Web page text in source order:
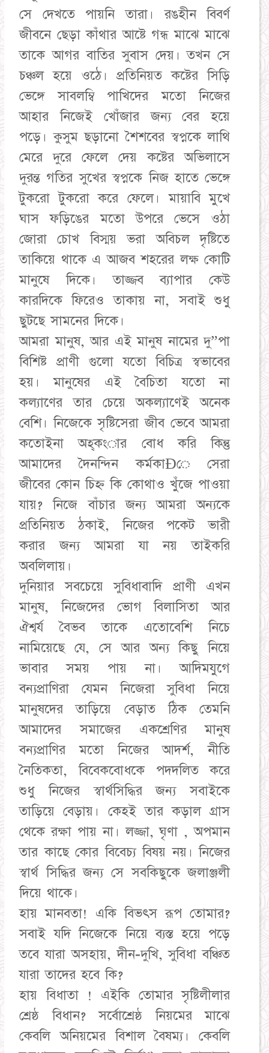
সে দেখতে পায়নি তারা। রঙহীন বিবর্ণ
জীবনে ছেড়া কাঁথার আষ্টে গন্ধ মাঝে মাঝে
তাকে আগর বাতির সুবাস দেয়। তখন সে
চঞ্চল হয়ে ওঠে। প্রতিনিয়ত কষ্টের সিড়ি
ভেঙ্গে সাবলম্বি পাখিদের মতো নিজের
আহার নিজেই খোঁজার জন্য বের হয়ে
পড়ে। কুসুম ছড়ানো শৈশবের স্বপ্নকে লাথি
মেরে দুরে ফেলে দেয় কষ্টের অভিলাসে
দুরন্ত গতির সুখের স্বপ্নকে নিজ হাতে ভেঙ্গে
টুকরো টুকরো করে ফেলে। মায়াবি মুখে
ঘাস ফড়িঙের মতো উপরে ভেসে ওঠা
জোরা চোখ বিস্ময় ভরা অবিচল দৃষ্টিতে
তাকিয়ে থাকে এ আজব শহরের লক্ষ কোটি
মানুষে দিকে। তাজ্জব ব্যাপার কেউ
কারদিকে ফিরেও তাকায় না, সবাই শুধু
ছুটছে সামনের দিকে।
আমরা মানুষ, আর এই মানুষ নামের দু”পা
বিশিষ্ট প্রাণী গুলো যতো বিচিত্র স্বভাবের
হয়। মানুষের এই বৈচিতা যতো না
কল্যাণের তার চেয়ে অকল্যাণেই অনেক
বেশি। নিজেকে সৃষ্টিসেরা জীব ভেবে আমরা
কতোইনা অহ্কংার বোধ করি কিন্তু
আমাদের দৈনন্দিন কর্মকাÐে সেরা
জীবের কোন চিহ্ন কি কোথাও খুঁজে পাওয়া
যায়? নিজে বাঁচার জন্য আমরা অন্যকে
প্রতিনিয়ত ঠকাই, নিজের পকেট ভারী
করার জন্য আমরা যা নয় তাইকরি
অবলিলায়।
দুনিয়ার সবচেয়ে সুবিধাবাদি প্রাণী এখন
মানুষ, নিজেদের ভোগ বিলাসিতা আর
ঐশ্বর্য বৈভব তাকে এতোবেশি নিচে
নামিয়েছে যে, সে আর অন্য কিছু নিয়ে
ভাবার সময় পায় না। আদিমযুগে
বন্যপ্রাণিরা যেমন নিজেরা সুবিধা নিয়ে
মানুষদের তাড়িয়ে বেড়াত ঠিক তেমনি
আমাদের সমাজের একশ্রেণির মানুষ
বন্যপ্রাণির মতো নিজের আদর্শ, নীতি
নৈতিকতা, বিবেকবোধকে পদদলিত করে
শুধু নিজের স্বার্থসিদ্ধির জন্য সবাইকে
তাড়িয়ে বেড়ায়। কেহই তার কড়াল গ্রাস
থেকে রক্ষা পায় না। লজ্জা, ঘৃণা , অপমান
তার কাছে কোর বিবেচ্য বিষয় নয়। নিজের
স্বার্থ সিদ্ধির জন্য সে সবকিছুকে জলাঞ্জলী
দিয়ে থাকে।
হায় মানবতা! একি বিভৎস রূপ তোমার?
সবাই যদি নিজেকে নিয়ে ব্যস্ত হয়ে পড়ে
তবে যারা অসহায়, দীন-দুখি, সুবিধা বঞ্চিত
যারা তাদের হবে কি?
হায় বিধাতা ! এইকি তোমার সৃষ্টিলীলার
শ্রেষ্ঠ বিধান? সর্বোশ্রেষ্ঠ নিয়মের মাঝে
কেবলি অনিয়মের বিশাল বৈষম্য। কেবলি